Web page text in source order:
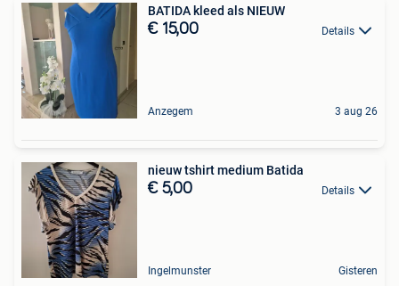
BATIDA kleed als NIEUW
€ 15,00 Details
Anzegem 3 aug 26
nieuw tshirt medium Batida
€ 5,00 Details
Ingelmunster Gisteren